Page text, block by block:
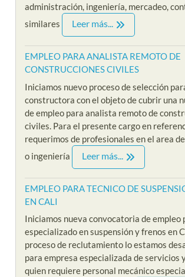
administración, ingeniería, mercadeo,
similares
Leer más...
EMPLEO PARA ANALISTA REMOTO DE
CONSTRUCCIONES CIVILES
Iniciamos nuevo proceso de selección
constructora con el objeto de cubrir una
de empleo para analista remoto de
civiles. Para el presente cargo en
requerimos de profesionales en el area
o ingeniería
Leer más...
EMPLEO PARA TECNICO DE
EN CALI
Iniciamos nueva convocatoria de empleo
especializado en suspensión y frenos en
proceso de reclutamiento lo estamos
para empresa especializada de servicios
quien requiere personal mecánico